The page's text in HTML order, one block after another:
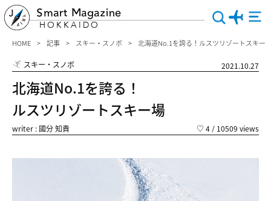
Smart Magazine
HOKKAIDO
HOME 記事 スキー・スノボ 北海道No.1を誇る！ルスツリゾートスキー
スキー・スノボ 2021.10.27
北海道No.1を誇る！
ルスツリゾートスキー場
writer : 國分 知貴 ♡ 4 / 10509 views